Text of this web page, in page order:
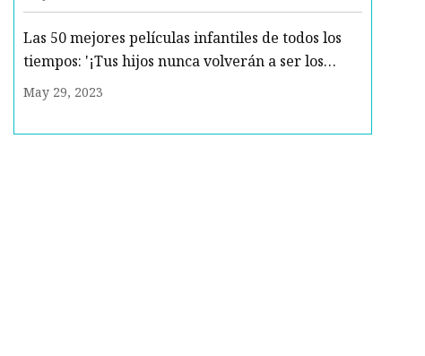
Las 50 mejores películas infantiles de todos los
tiempos: '¡Tus hijos nunca volverán a ser los
mismos!'
May 29, 2023